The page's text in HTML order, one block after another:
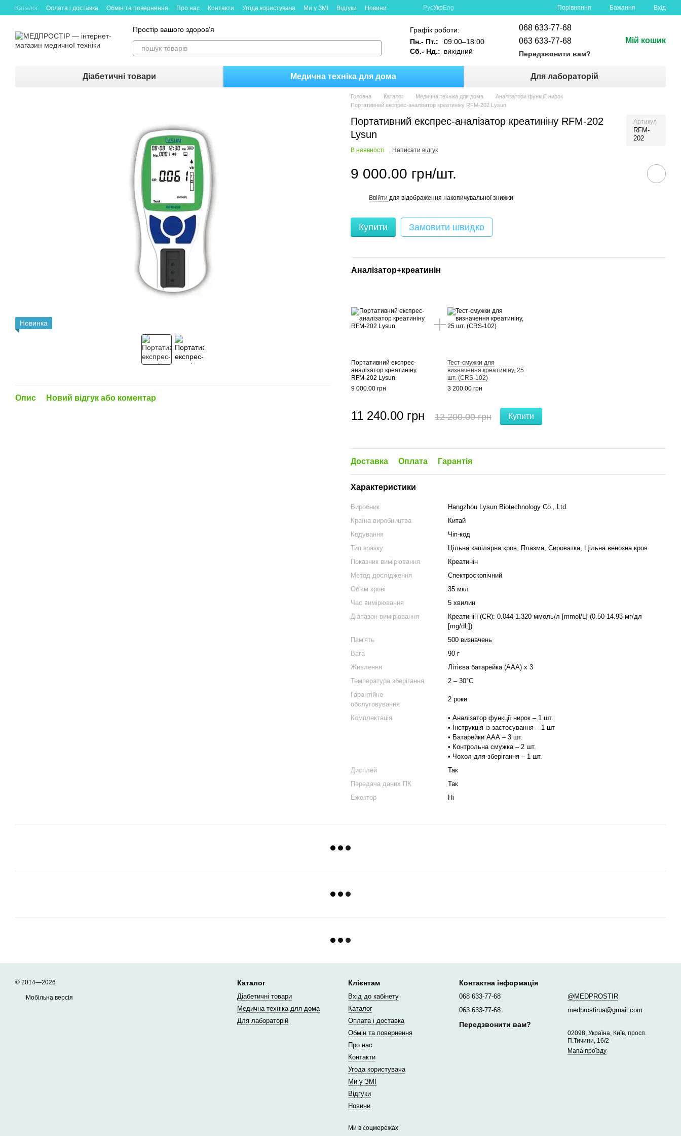
Каталог Оплата і доставка Обмін та повернення Про нас Контакти Угода користувача Ми у ЗМІ Відгуки Новини РусУкрEng Порівняння Бажання Вхід
Простір вашого здоров'я
Графік роботи:
Пн.- Пт.:
09:00–18:00
Сб.- Нд.: вихідний
068 633-77-68
063 633-77-68
Передзвонити вам?
Мій кошик
Діабетичні товари Медична техніка для дома Для лабораторій
Новинка
Опис Новий відгук або коментар
Головна Каталог Медична техніка для дома
Аналізатори функції нирок
Портативний експрес-аналізатор креатиніну RFM-202 Lysun
Портативний експрес-аналізатор креатиніну RFM-202
Lysun
Артикул
RFM-
202
В наявності Написати відгук
9 000.00 грн/шт.
Ввійти для відображення накопичувальної знижки
Купити Замовити швидко
Аналізатор+креатинін
Портативний експрес-
аналізатор креатиніну
RFM-202 Lysun
9 000.00 грн
Тест-смужки для
визначення креатиніну, 25
шт. (CRS-102)
3 200.00 грн
11 240.00 грн 12 200.00 грн Купити
Доставка Оплата Гарантія
Характеристики
Виробник
Hangzhou Lysun Biotechnology Co., Ltd.
Країна виробництва
Китай
Кодування
Чіп-код
Тип зразку
Цільна капілярна кров, Плазма, Сироватка, Цільна венозна кров
Показник вимірювання
Креатинін
Метод дослідження
Спектроскопічний
Об'єм крові
35 мкл
Час вимірювання
5 хвилин
Діапазон вимірювання
Креатинін (CR): 0.044-1.320 ммоль/л [mmol/L] (0.50-14.93 мг/дл
[mg/dL])
Пам'ять
500 визначень
Вага
90 г
Живлення
Літієва батарейка (ААА) х 3
Температура зберігання
2 – 30°С
Гарантійне
обслуговування
2 роки
Комплектація
• Аналізатор функції нирок – 1 шт.
• Інструкція із застосування – 1 шт
• Батарейки ААА – 3 шт.
• Контрольна смужка – 2 шт.
• Чохол для зберігання – 1 шт.
Дисплей
Так
Передача даних ПК
Так
Ежектор
Ні
© 2014—2026
Мобільна версія
Каталог
Діабетичні товари
Медична техніка для дома
Для лабораторій
Клієнтам
Вхід до кабінету
Каталог
Оплата і доставка
Обмін та повернення
Про нас
Контакти
Угода користувача
Ми у ЗМІ
Відгуки
Новини
Ми в соцмережах
Контактна інформація
068 633-77-68
063 633-77-68
Передзвонити вам?
@MEDPROSTIR
medprostirua@gmail.com
02098, Україна, Київ, просп.
П.Тичини, 16/2
Мапа проїзду